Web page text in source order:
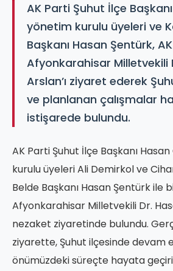
AK Parti Şuhut İlçe
yönetim kurulu üyeleri ve
Başkanı Hasan Şentürk,
Afyonkarahisar Milletvekili
Arslan’ı ziyaret ederek
ve planlanan çalışmalar
istişarede bulundu.
AK Parti Şuhut İlçe Başkanı
kurulu üyeleri Ali Demirkol ve
Belde Başkanı Hasan Şentürk ile
Afyonkarahisar Milletvekili Dr.
nezaket ziyaretinde bulundu.
ziyarette, Şuhut ilçesinde devam
önümüzdeki süreçte hayata